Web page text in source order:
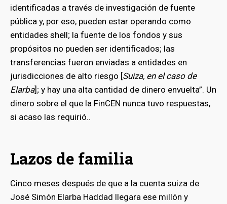
identificadas a través de investigación de fuente
pública y, por eso, pueden estar operando como
entidades shell; la fuente de los fondos y sus
propósitos no pueden ser identificados; las
transferencias fueron enviadas a entidades en
jurisdicciones de alto riesgo [Suiza, en el caso de
Elarba]; y hay una alta cantidad de dinero envuelta”. Un
dinero sobre el que la FinCEN nunca tuvo respuestas,
si acaso las requirió..
Lazos de familia
Cinco meses después de que a la cuenta suiza de
José Simón Elarba Haddad llegara ese millón y